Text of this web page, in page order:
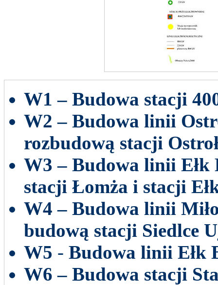
W1 – Budowa stacji
W2 – Budowa linii
rozbudową stacji
W3 – Budowa linii Ełk
stacji Łomża i stacji
W4 – Budowa linii
budową stacji Siedlce
W5 - Budowa linii Ełk
W6 – Budowa stacji